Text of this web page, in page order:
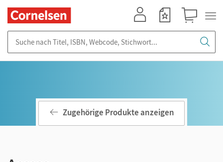
Zugehörige Produkte anzeigen